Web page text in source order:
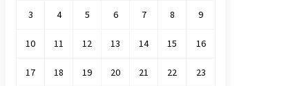
3 4 5 6 7 8 9
10 11 12 13 14 15 16
17 18 19 20 21 22 23